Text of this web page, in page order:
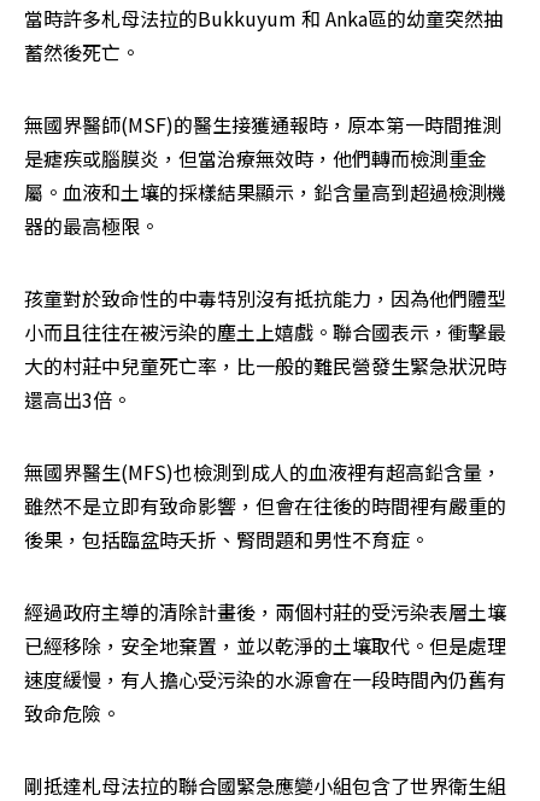
當時許多札母法拉的Bukkuyum 和 Anka區的幼童突然抽
蓄然後死亡。
無國界醫師(MSF)的醫生接獲通報時，原本第一時間推測
是瘧疾或腦膜炎，但當治療無效時，他們轉而檢測重金
屬。血液和土壤的採樣結果顯示，鉛含量高到超過檢測機
器的最高極限。
孩童對於致命性的中毒特別沒有抵抗能力，因為他們體型
小而且往往在被污染的塵土上嬉戲。聯合國表示，衝擊最
大的村莊中兒童死亡率，比一般的難民營發生緊急狀況時
還高出3倍。
無國界醫生(MFS)也檢測到成人的血液裡有超高鉛含量，
雖然不是立即有致命影響，但會在往後的時間裡有嚴重的
後果，包括臨盆時夭折、腎問題和男性不育症。
經過政府主導的清除計畫後，兩個村莊的受污染表層土壤
已經移除，安全地棄置，並以乾淨的土壤取代。但是處理
速度緩慢，有人擔心受污染的水源會在一段時間內仍舊有
致命危險。
剛抵達札母法拉的聯合國緊急應變小組包含了世界衛生組